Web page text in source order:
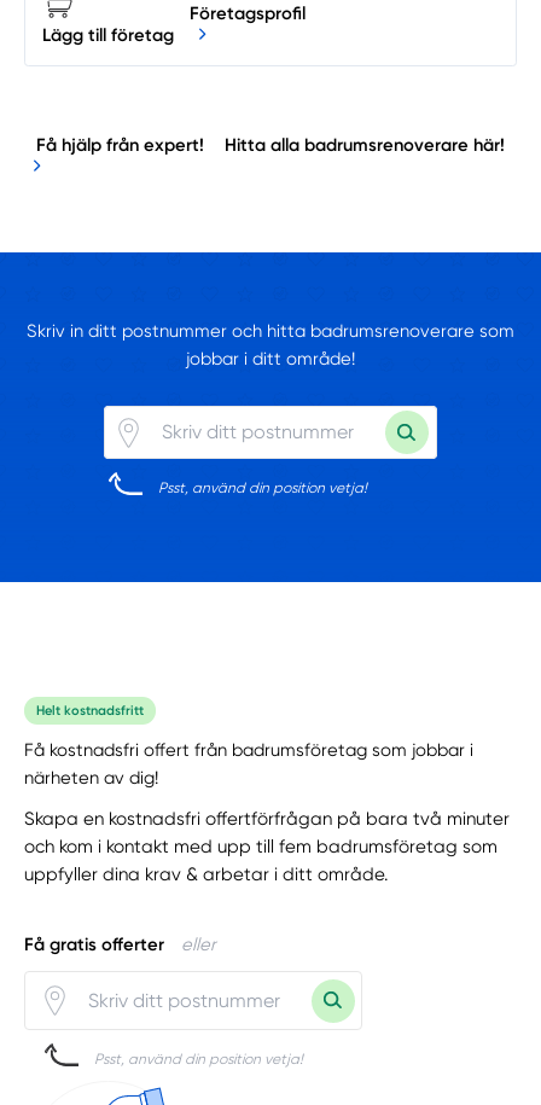
Lägg till företag
Företagsprofil
Få hjälp från expert! Hitta alla badrumsrenoverare här!
Skriv in ditt postnummer och hitta badrumsrenoverare som
jobbar i ditt område!
Psst, använd din position vetja!
Helt kostnadsfritt
Få kostnadsfri offert från badrumsföretag som jobbar i
närheten av dig!
Skapa en kostnadsfri offertförfrågan på bara två minuter
och kom i kontakt med upp till fem badrumsföretag som
uppfyller dina krav & arbetar i ditt område.
Få gratis offerter eller
Psst, använd din position vetja!